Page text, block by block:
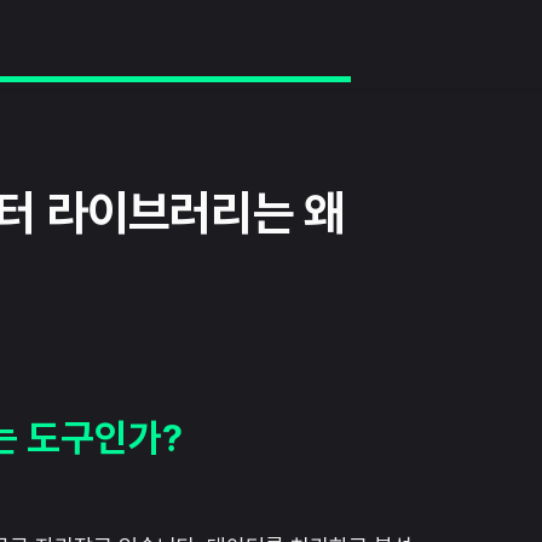
라이브러리는 왜
도구인가?